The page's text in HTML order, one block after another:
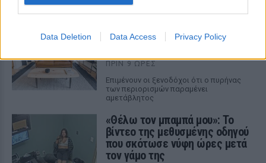
Data Deletion Data Access Privacy Policy
τουρισμό: Οι αλλαγές σε
ΠΡΙΝ 9 ΏΡΕΣ
Επιμένουν οι ξενοδόχοι ότι ο πυρήνας
των περιορισμών παραμένει
αμετάβλητος
«Θέλω τον μπαμπά μου»: Το
βίντεο της μεθυσμένης οδηγού
που σκότωσε νύφη ώρες μετά
τον γάμο της